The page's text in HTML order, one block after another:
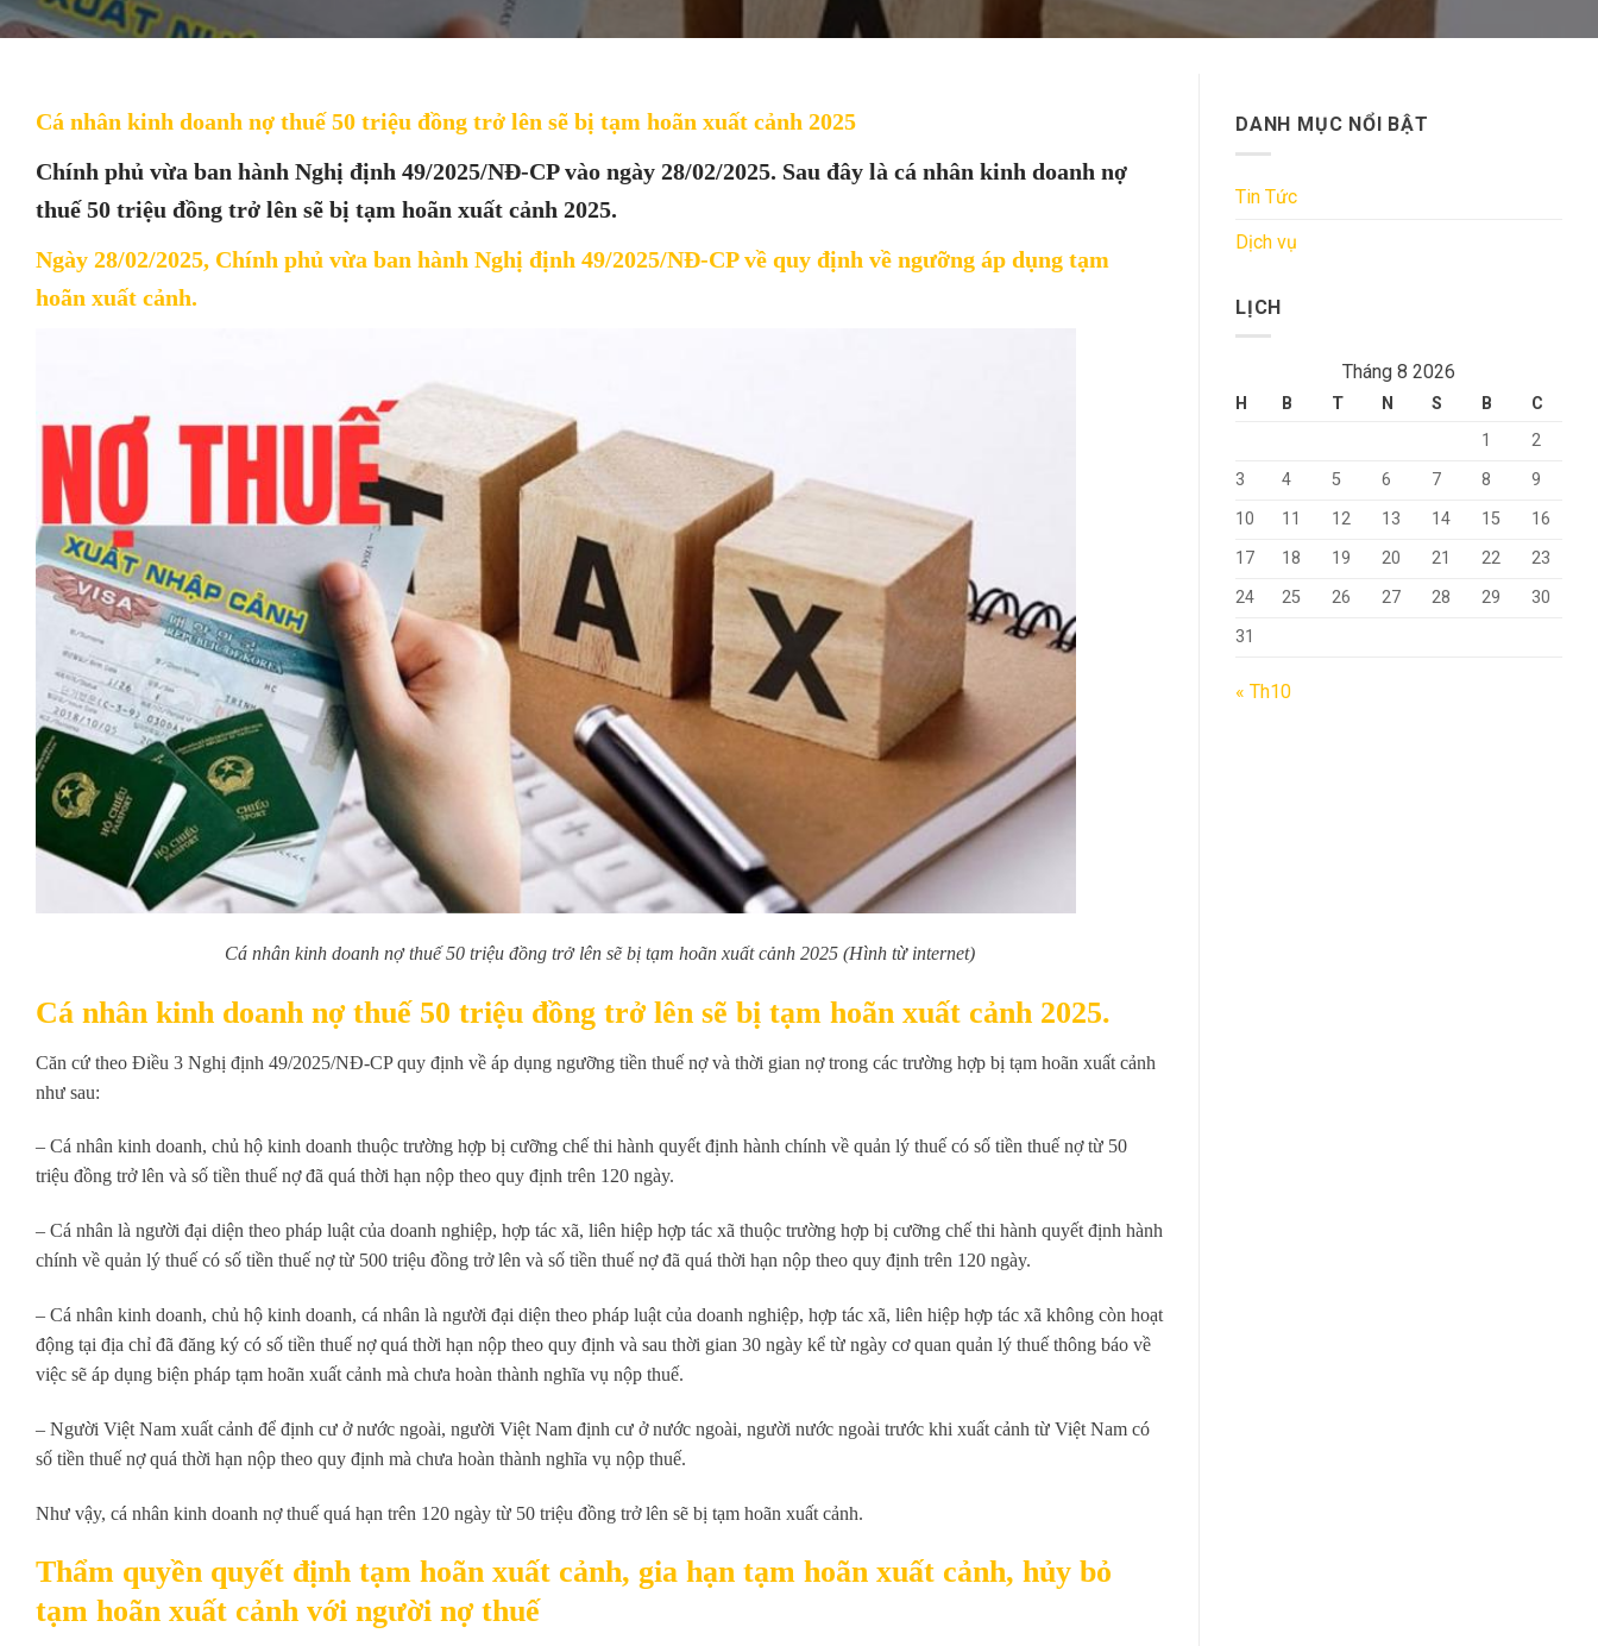
Cá nhân kinh doanh nợ thuế 50 triệu đồng trở lên sẽ bị tạm hoãn xuất cảnh 2025
Chính phủ vừa ban hành Nghị định 49/2025/NĐ-CP vào ngày 28/02/2025. Sau đây là cá nhân kinh doanh nợ
thuế 50 triệu đồng trở lên sẽ bị tạm hoãn xuất cảnh 2025.
Ngày 28/02/2025, Chính phủ vừa ban hành Nghị định 49/2025/NĐ-CPvề quy định về ngưỡng áp dụng tạm
hoãn xuất cảnh.
Cá nhân kinh doanh nợ thuế 50 triệu đồng trở lên sẽ bị tạm hoãn xuất cảnh 2025 (Hình từ internet)
Cá nhân kinh doanh nợ thuế 50 triệu đồng trở lên sẽ bị tạm hoãn xuất cảnh 2025.
Căn cứ theo Điều 3 Nghị định 49/2025/NĐ-CP quy định về áp dụng ngưỡng tiền thuế nợ và thời gian nợ trong các trường hợp bị tạm hoãn xuất cảnh
như sau:
– Cá nhân kinh doanh, chủ hộ kinh doanh thuộc trường hợp bị cưỡng chế thi hành quyết định hành chính về quản lý thuế có số tiền thuế nợ từ 50
triệu đồng trở lên và số tiền thuế nợ đã quá thời hạn nộp theo quy định trên 120 ngày.
– Cá nhân là người đại diện theo pháp luật của doanh nghiệp, hợp tác xã, liên hiệp hợp tác xã thuộc trường hợp bị cưỡng chế thi hành quyết định hành
chính về quản lý thuế có số tiền thuế nợ từ 500 triệu đồng trở lên và số tiền thuế nợ đã quá thời hạn nộp theo quy định trên 120 ngày.
– Cá nhân kinh doanh, chủ hộ kinh doanh, cá nhân là người đại diện theo pháp luật của doanh nghiệp, hợp tác xã, liên hiệp hợp tác xã không còn hoạt
động tại địa chỉ đã đăng ký có số tiền thuế nợ quá thời hạn nộp theo quy định và sau thời gian 30 ngày kể từ ngày cơ quan quản lý thuế thông báo về
việc sẽ áp dụng biện pháp tạm hoãn xuất cảnh mà chưa hoàn thành nghĩa vụ nộp thuế.
– Người Việt Nam xuất cảnh để định cư ở nước ngoài, người Việt Nam định cư ở nước ngoài, người nước ngoài trước khi xuất cảnh từ Việt Nam có
số tiền thuế nợ quá thời hạn nộp theo quy định mà chưa hoàn thành nghĩa vụ nộp thuế.
Như vậy, cá nhân kinh doanh nợ thuế quá hạn trên 120 ngày từ 50 triệu đồng trở lên sẽ bị tạm hoãn xuất cảnh.
Thẩm quyền quyết định tạm hoãn xuất cảnh, gia hạn tạm hoãn xuất cảnh, hủy bỏ
tạm hoãn xuất cảnh với người nợ thuế
DANH MỤC NỔI BẬT
Tin Tức
Dịch vụ
LỊCH
Tháng 8 2026
H B T N S B
C
1
2
3
4 5 6 7 8
9
10
11 12 13 14 15
16
17
18 19 20 21 22
23
24
25 26 27 28 29
30
31
« Th10